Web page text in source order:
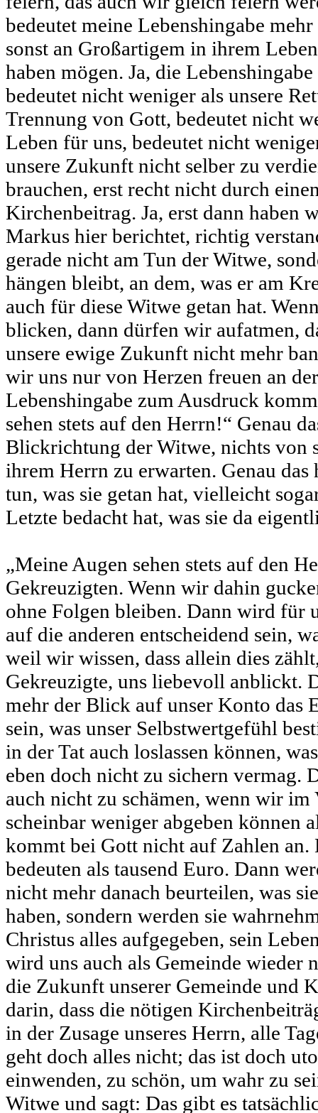
bedeutet meine Lebenshingabe
sonst an Großartigem in ihrem
haben mögen. Ja, die
bedeutet nicht weniger als unsere
Trennung von Gott, bedeutet nicht
Leben für uns, bedeutet nicht
unsere Zukunft nicht selber zu
brauchen, erst recht nicht durch
Kirchenbeitrag. Ja, erst dann haben
Markus hier berichtet, richtig
gerade nicht am Tun der Witwe,
hängen bleibt, an dem, was er am
auch für diese Witwe getan hat.
blicken, dann dürfen wir aufatmen,
unsere ewige Zukunft nicht mehr
wir uns nur von Herzen freuen an
Lebenshingabe zum Ausdruck
sehen stets auf den Herrn!“ Genau
Blickrichtung der Witwe, nichts von
ihrem Herrn zu erwarten. Genau das
tun, was sie getan hat, vielleicht
Letzte bedacht hat, was sie da
„Meine Augen sehen stets auf den
Gekreuzigten. Wenn wir dahin
ohne Folgen bleiben. Dann wird für
auf die anderen entscheidend sein,
weil wir wissen, dass allein dies
Gekreuzigte, uns liebevoll anblickt.
mehr der Blick auf unser Konto das
sein, was unser Selbstwertgefühl
in der Tat auch loslassen können,
eben doch nicht zu sichern vermag.
auch nicht zu schämen, wenn wir im
scheinbar weniger abgeben können
kommt bei Gott nicht auf Zahlen
bedeuten als tausend Euro. Dann
nicht mehr danach beurteilen, was
haben, sondern werden sie
Christus alles aufgegeben, sein
wird uns auch als Gemeinde wieder
die Zukunft unserer Gemeinde und
darin, dass die nötigen
in der Zusage unseres Herrn, alle
geht doch alles nicht; das ist doch
einwenden, zu schön, um wahr zu
Witwe und sagt: Das gibt es